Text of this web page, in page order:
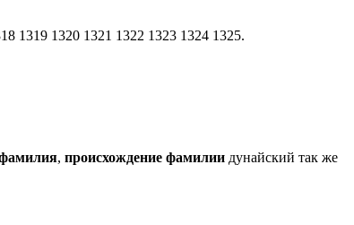
1319 1320 1321 1322 1323 1324 1325.
, происхождение фамилии дунайский так же